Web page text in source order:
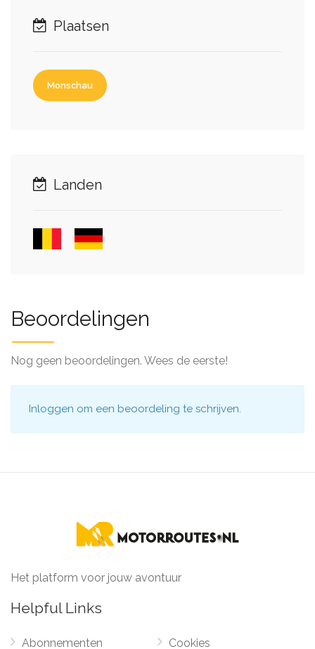
Plaatsen
Monschau
Landen
Beoordelingen
Nog geen beoordelingen. Wees de eerste!
Inloggen om een beoordeling te schrijven.
Het platform voor jouw avontuur
Helpful Links
Abonnementen Cookies